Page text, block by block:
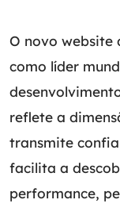
O novo website
como líder
reflete a
transmite
facilita a
performance,